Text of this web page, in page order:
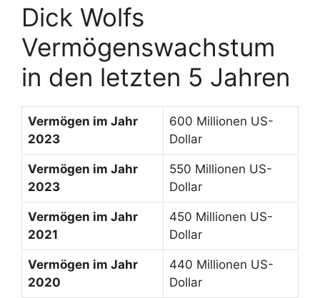
Dick Wolfs
Vermögenswachstum
in den letzten 5 Jahren
Vermögen im Jahr
2023
600 Millionen US-
Dollar
Vermögen im Jahr
2023
550 Millionen US-
Dollar
Vermögen im Jahr
2021
450 Millionen US-
Dollar
Vermögen im Jahr
2020
440 Millionen US-
Dollar